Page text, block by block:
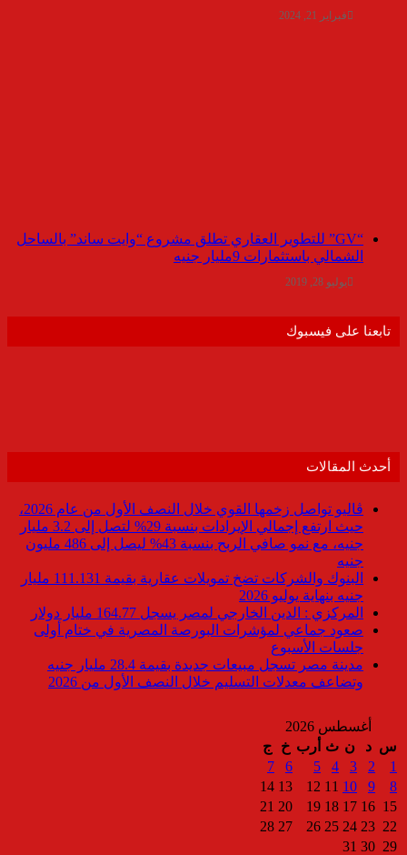
فبراير 21, 2024
“GV” للتطوير العقاري تطلق مشروع “وايت ساند” بالساحل
الشمالي باستثمارات 9مليار جنيه
يوليو 28, 2019
تابعنا على فيسبوك
أحدث المقالات
ڤاليو تواصل زخمها القوي خلال النصف الأول من عام 2026،
حيث ارتفع إجمالي الإيرادات بنسبة 29% لتصل إلى 3.2 مليار
جنيه، مع نمو صافي الربح بنسبة 43% ليصل إلى 486 مليون
جنيه
البنوك والشركات تضخ تمويلات عقارية بقيمة 111.131 مليار
جنيه بنهاية يوليو 2026
المركزي : الدين الخارجي لمصر يسجل 164.77 مليار دولار
صعود جماعي لمؤشرات البورصة المصرية في ختام أولى
جلسات الأسبوع
مدينة مصر تسجل مبيعات جديدة بقيمة 28.4 مليار جنيه
وتضاعف معدلات التسليم خلال النصف الأول من 2026
أغسطس 2026
س د ن ث أرب خ
ج
1
2
3
4
5
6
7
8
9
10
11
12
13
14
15
16
17
18
19
20
21
22
23
24
25
26
27
28
29
30
31